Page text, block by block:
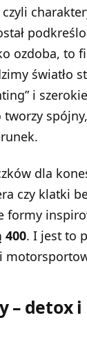
czyli
ozdoba, to
światło
i
tworzy spójny,
dla
czy klatki
formy
400. I jest to
– detox i